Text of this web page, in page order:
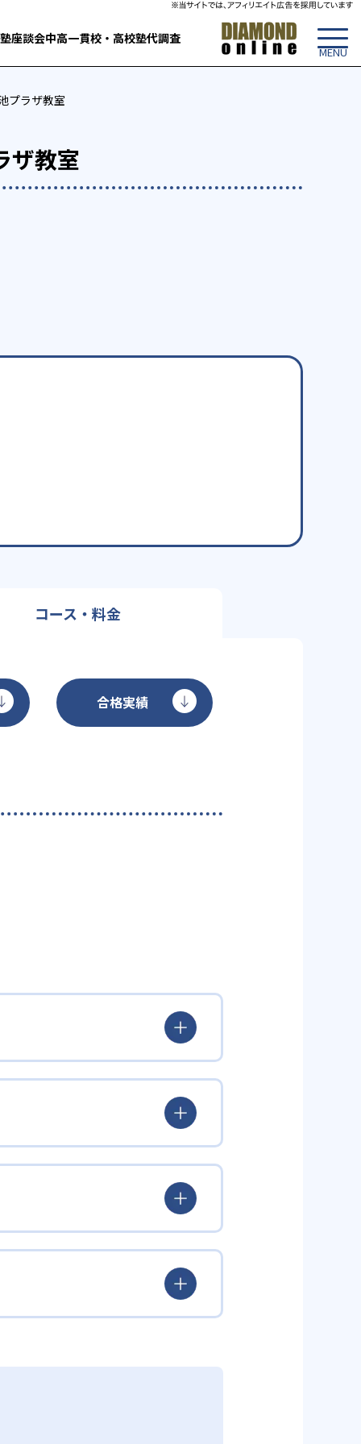
座談会中高一貫校・高校塾代調査
プラザ教室
ザ教室
コース・料金
合格実績
ログラミング教室、科学教
を養う。
ロボットクリエイター高橋智
）所長の古田貴之 氏が監修。
監修は京都大学iCeMS特定助教
成活裕 氏と、各分野の第一線
会なども開催され、仲間と切
ゲーツ）など、小学校入学前の
ら学ぶ科学教室など、どのコー
教室と多彩なコースを展開。世
とが可能だ。全国2,000以上の
境が整い、継続的な学習意欲を
家庭での復習や別の学習機会